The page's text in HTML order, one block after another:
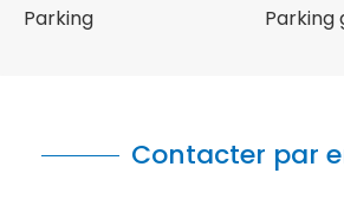
Parking Parking
Contacter par